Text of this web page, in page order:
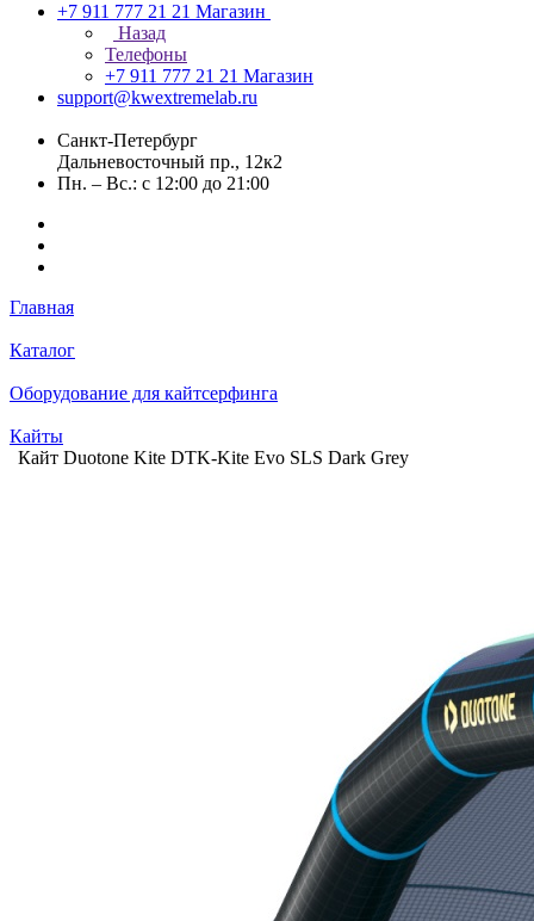
+7 911 777 21 21 Магазин
Назад
Телефоны
+7 911 777 21 21 Магазин
support@kwextremelab.ru
Санкт-Петербург
Дальневосточный пр., 12к2
Пн. – Вс.: с 12:00 до 21:00
Главная
Каталог
Оборудование для кайтсерфинга
Кайты
Кайт Duotone Kite DTK-Kite Evo SLS Dark Grey